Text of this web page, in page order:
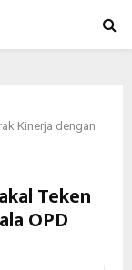
Kinerja dengan
Teken
OPD